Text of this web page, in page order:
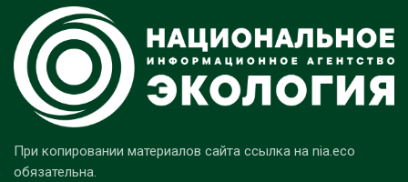
При копировании материалов сайта ссылка на nia.eco
обязательна.